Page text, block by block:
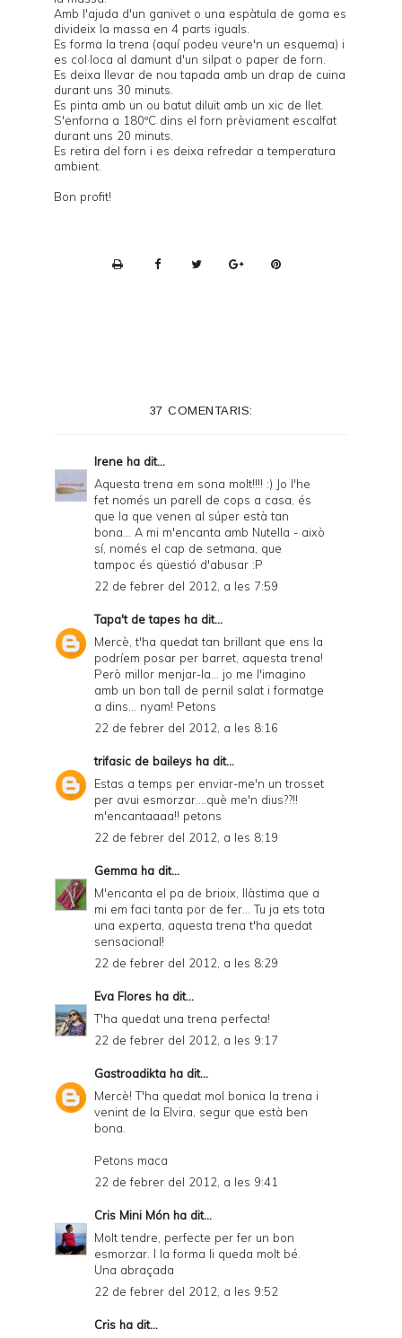
Amb l'ajuda d'un ganivet o una espàtula de goma es
divideix la massa en 4 parts iguals.
Es forma la trena (aquípodeu veure'n un esquema) i
es col·loca al damunt d'un silpat o paper de forn.
Es deixa llevar de nou tapada amb un drap de cuina
durant uns 30 minuts.
Es pinta amb un ou batut diluït amb un xic de llet.
S'enforna a 180ºC dins el forn prèviament escalfat
durant uns 20 minuts.
Es retira del forn i es deixa refredar a temperatura
ambient.
Bon profit!
i
e
n
d
y
a
n
F
37 COMENTARIS:
Irene ha dit...
Aquesta trena em sona molt!!!! :) Jo l'he
fet només un parell de cops a casa, és
que la que venen al súper està tan
bona... A mi m'encanta amb Nutella - això
sí, només el cap de setmana, que
tampoc és qüestió d'abusar :P
22 de febrer del 2012, a les 7:59
Tapa't de tapes ha dit...
Mercè, t'ha quedat tan brillant que ens la
podríem posar per barret, aquesta trena!
Però millor menjar-la... jo me l'imagino
amb un bon tall de pernil salat i formatge
a dins... nyam! Petons
22 de febrer del 2012, a les 8:16
trifasic de baileys ha dit...
Estas a temps per enviar-me'n un trosset
per avui esmorzar....què me'n dius??!!
m'encantaaaa!! petons
22 de febrer del 2012, a les 8:19
Gemma ha dit...
M'encanta el pa de brioix, llàstima que a
mi em faci tanta por de fer... Tu ja ets tota
una experta, aquesta trena t'ha quedat
sensacional!
22 de febrer del 2012, a les 8:29
Eva Flores ha dit...
T'ha quedat una trena perfecta!
22 de febrer del 2012, a les 9:17
Gastroadikta ha dit...
Mercè! T'ha quedat mol bonica la trena i
venint de la Elvira, segur que està ben
bona.
Petons maca
22 de febrer del 2012, a les 9:41
Cris Mini Món ha dit...
Molt tendre, perfecte per fer un bon
esmorzar. I la forma li queda molt bé.
Una abraçada
22 de febrer del 2012, a les 9:52
Cris ha dit...